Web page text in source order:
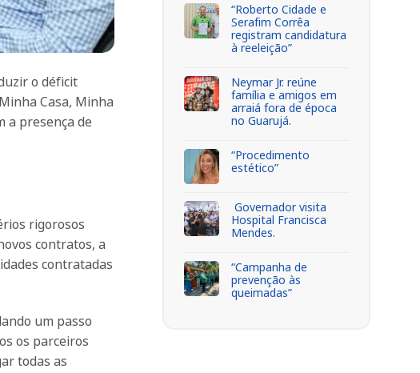
o déficit
Casa, Minha
a presença de
rigorosos
contratos, a
contratadas
um passo
os parceiros
todas as
“Roberto Cidade e
Serafim Corrêa
registram candidatura
à reeleição”
Neymar Jr. reúne
família e amigos em
arraiá fora de época
no Guarujá.
“Procedimento
estético”
Governador visita
Hospital Francisca
Mendes.
“Campanha de
prevenção às
queimadas”